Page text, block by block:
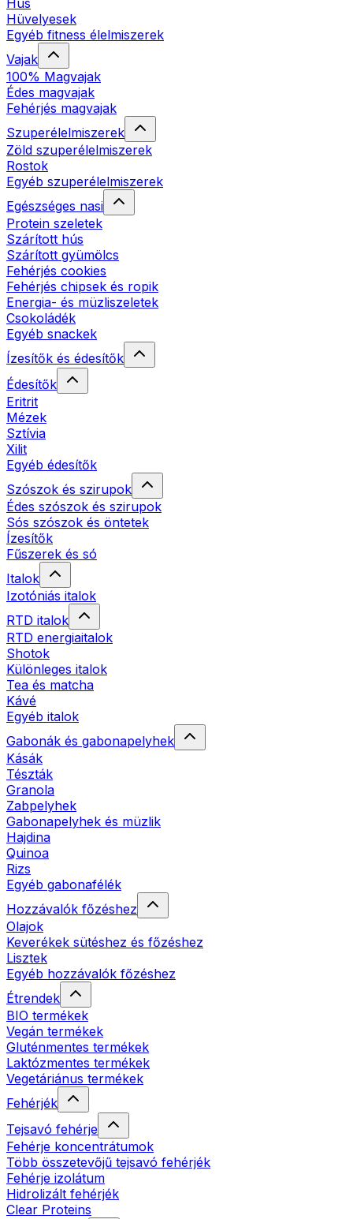
Hús
Hüvelyesek
Egyéb fitness élelmiszerek
Vajak
100% Magvajak
Édes magvajak
Fehérjés magvajak
Szuperélelmiszerek
Zöld szuperélelmiszerek
Rostok
Egyéb szuperélelmiszerek
Egészséges nasi
Protein szeletek
Szárított hús
Szárított gyümölcs
Fehérjés cookies
Fehérjés chipsek és ropik
Energia- és müzliszeletek
Csokoládék
Egyéb snackek
Ízesítők és édesítők
Édesítők
Eritrit
Mézek
Sztívia
Xilit
Egyéb édesítők
Szószok és szirupok
Édes szószok és szirupok
Sós szószok és öntetek
Ízesítők
Fűszerek és só
Italok
Izotóniás italok
RTD italok
RTD energiaitalok
Shotok
Különleges italok
Tea és matcha
Kávé
Egyéb italok
Gabonák és gabonapelyhek
Kásák
Tészták
Granola
Zabpelyhek
Gabonapelyhek és müzlik
Hajdina
Quinoa
Rizs
Egyéb gabonafélék
Hozzávalók főzéshez
Olajok
Keverékek sütéshez és főzéshez
Lisztek
Egyéb hozzávalók főzéshez
Étrendek
BIO termékek
Vegán termékek
Gluténmentes termékek
Laktózmentes termékek
Vegetáriánus termékek
Fehérjék
Tejsavó fehérje
Fehérje koncentrátumok
Több összetevőjű tejsavó fehérjék
Fehérje izolátum
Hidrolizált fehérjék
Clear Proteins